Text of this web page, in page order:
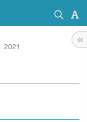
2021